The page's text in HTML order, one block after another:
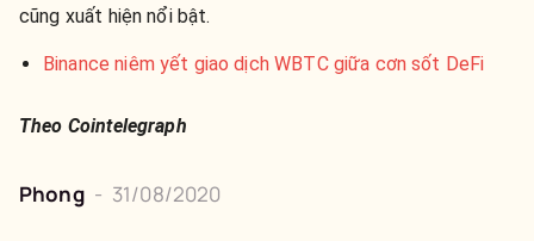
cũng xuất hiện nổi bật.
Binance niêm yết giao dịch WBTC giữa cơn sốt DeFi
Theo Cointelegraph
Phong - 31/08/2020